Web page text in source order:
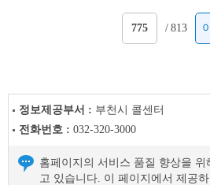
/ 813
정보제공부서 : 부천시 콜센터
전화번호 : 032-320-3000
홈페이지의 서비스 품질 향상을
고 있습니다. 이 페이지에서 제공